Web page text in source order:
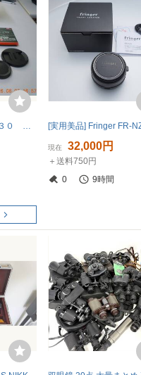
現在 32,000円
＋送料750円
0
9時間